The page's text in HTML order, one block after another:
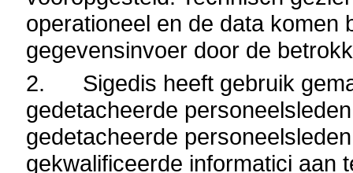
operationeel en de data komen
gegevensinvoer door de
2. Sigedis heeft gebruik
gedetacheerde
gedetacheerde
gekwalificeerde informatici aan